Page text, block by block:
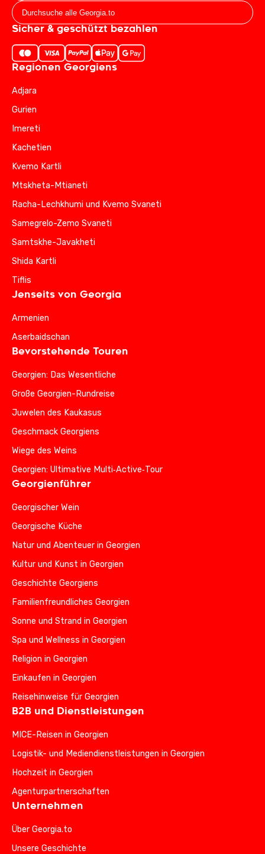
Sicher & geschützt bezahlen
Regionen Georgiens
Adjara
Gurien
Imereti
Kachetien
Kvemo Kartli
Mtskheta-Mtianeti
Racha-Lechkhumi und Kvemo Svaneti
Samegrelo-Zemo Svaneti
Samtskhe-Javakheti
Shida Kartli
Tiflis
Jenseits von Georgia
Armenien
Aserbaidschan
Bevorstehende Touren
Georgien: Das Wesentliche
Große Georgien-Rundreise
Juwelen des Kaukasus
Geschmack Georgiens
Wiege des Weins
Georgien: Ultimative Multi‑Active‑Tour
Georgienführer
Georgischer Wein
Georgische Küche
Natur und Abenteuer in Georgien
Kultur und Kunst in Georgien
Geschichte Georgiens
Familienfreundliches Georgien
Sonne und Strand in Georgien
Spa und Wellness in Georgien
Religion in Georgien
Einkaufen in Georgien
Reisehinweise für Georgien
B2B und Dienstleistungen
MICE-Reisen in Georgien
Logistik- und Mediendienstleistungen in Georgien
Hochzeit in Georgien
Agenturpartnerschaften
Unternehmen
Über Georgia.to
Unsere Geschichte